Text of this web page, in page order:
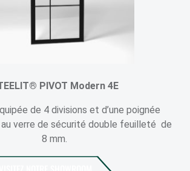
PIVOT Modern 4E
de 4 divisions et d’une poignée
verre de sécurité double feuilleté de
8 mm.